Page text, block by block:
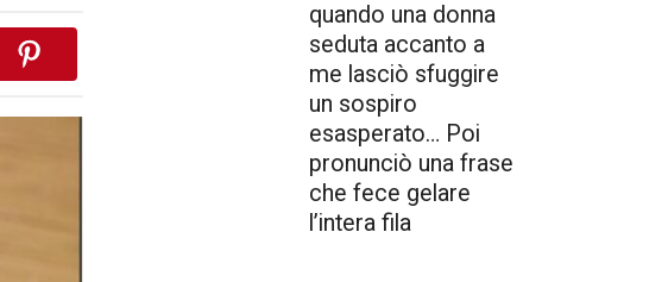
quando una donna
seduta accanto a
me lasciò sfuggire
un sospiro
esasperato… Poi
pronunciò una frase
che fece gelare
l’intera fila